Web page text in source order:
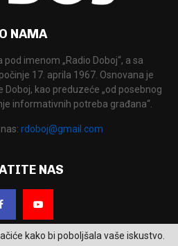
O NAMA
pod imenom „Radio Doboj“, a sa
17. aprila 1967. Osnovana je
kao preduzeće „od posebnog
informativnih potreba građana“.
rdoboj@gmail.com
NAS
kako bi poboljšala vaše iskustvo.